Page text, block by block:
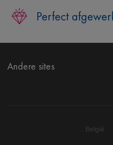
Perfect
Andere sites
België